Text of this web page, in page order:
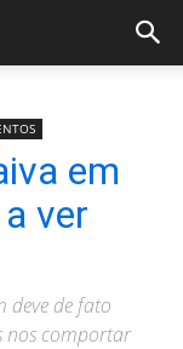
em
ver
deve de fato
nos comportar